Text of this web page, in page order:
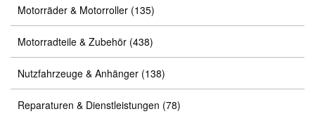
Motorräder & Motorroller (135)
Motorradteile & Zubehör (438)
Nutzfahrzeuge & Anhänger (138)
Reparaturen & Dienstleistungen (78)